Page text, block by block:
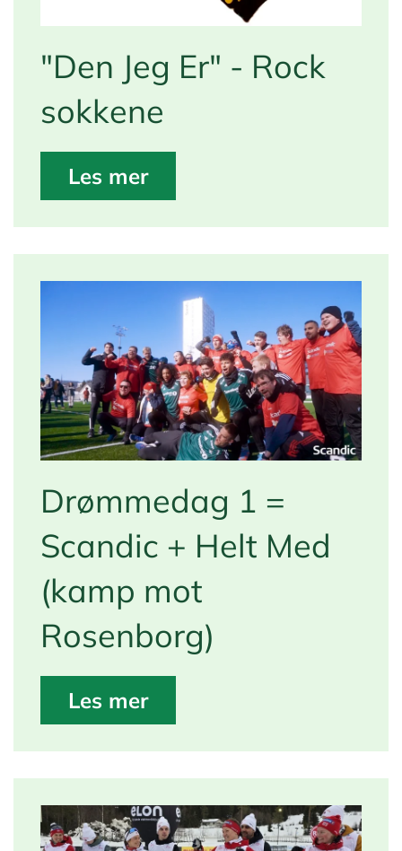
"Den Jeg Er" - Rock
sokkene
Les mer
Drømmedag 1 =
Scandic + Helt Med
(kamp mot
Rosenborg)
Les mer